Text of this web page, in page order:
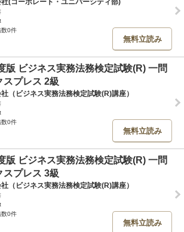
(コーポレート・ユニバーシティ部)
数0件
無料立読み
版 ビジネス実務法務検定試験(R) 一問
スプレス 2級
（ビジネス実務法務検定試験(R)講座）
数0件
無料立読み
版 ビジネス実務法務検定試験(R) 一問
スプレス 3級
（ビジネス実務法務検定試験(R)講座）
数0件
無料立読み